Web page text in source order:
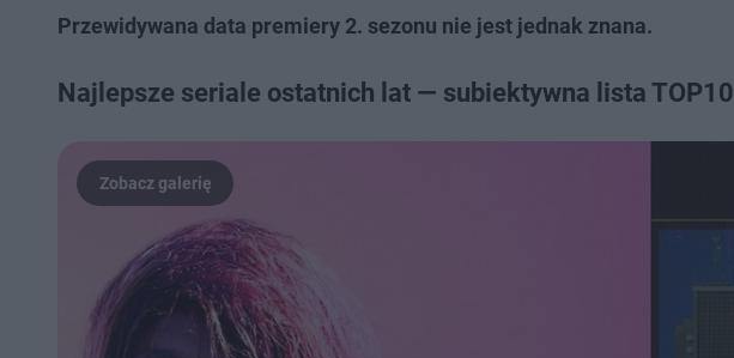
Przewidywana data premiery 2. sezonu nie jest jednak znana.
Najlepsze seriale ostatnich lat — subiektywna lista TOP10